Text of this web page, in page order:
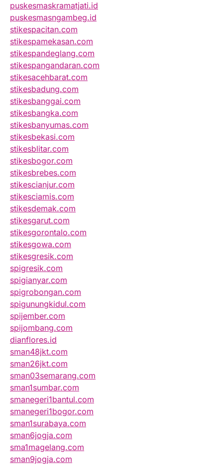
puskesmaskramatjati.id
puskesmasngambeg.id
stikespacitan.com
stikespamekasan.com
stikespandeglang.com
stikespangandaran.com
stikesacehbarat.com
stikesbadung.com
stikesbanggai.com
stikesbangka.com
stikesbanyumas.com
stikesbekasi.com
stikesblitar.com
stikesbogor.com
stikesbrebes.com
stikescianjur.com
stikesciamis.com
stikesdemak.com
stikesgarut.com
stikesgorontalo.com
stikesgowa.com
stikesgresik.com
spigresik.com
spigianyar.com
spigrobongan.com
spigunungkidul.com
spijember.com
spijombang.com
dianflores.id
sman48jkt.com
sman26jkt.com
sman03semarang.com
sman1sumbar.com
smanegeri1bantul.com
smanegeri1bogor.com
sman1surabaya.com
sman6jogja.com
sma1magelang.com
sman9jogja.com